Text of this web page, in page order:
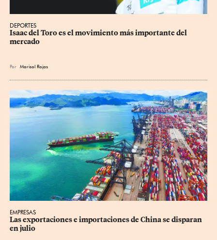
DEPORTES
Isaac del Toro es el movimiento más importante del
mercado
Por Marisol Rojas
EMPRESAS
Las exportaciones e importaciones de China se disparan
en julio